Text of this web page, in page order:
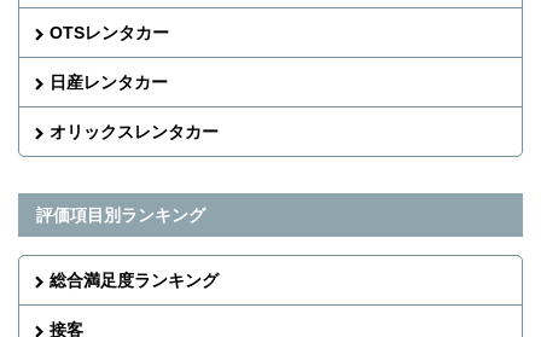
OTSレンタカー
日産レンタカー
オリックスレンタカー
評価項目別ランキング
総合満足度ランキング
接客